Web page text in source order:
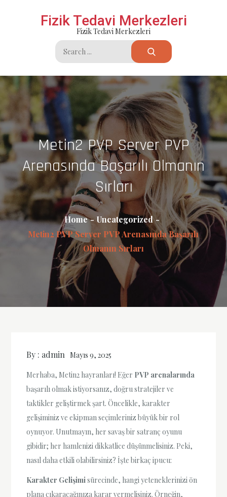
Fizik Tedavi Merkezleri
Fizik Tedavi Merkezleri
Search
for:
Metin2 PVP Server PVP
Arenasında Başarılı Olmanın
Sırları
Home
Uncategorized
Metin2 PVP Server PVP Arenasında Başarılı
Olmanın Sırları
By : admin Mayıs 9, 2025
Merhaba, Metin2 hayranları! Eğer PVP arenalarında
başarılı olmak istiyorsanız, doğru stratejiler ve
taktikler geliştirmek şart. Öncelikle, karakter
gelişiminiz ve ekipman seçimleriniz büyük bir rol
oynuyor. Unutmayın, her savaş bir satranç oyunu
gibidir; her hamlenizi dikkatlice düşünmelisiniz. Peki,
nasıl daha etkili olabilirsiniz? İşte birkaç ipucu:
Karakter Gelişimisürecinde, hangi yeteneklerinizi ön
plana çıkaracağınıza karar vermelisiniz. Örneğin,